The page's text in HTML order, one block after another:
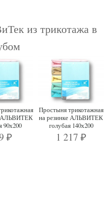
из трикотажа в
АЛЬВИТЕК
90х200
₽
Простыня трикотажная
на резинке АЛЬВИТЕК
голубая 140х200
1 217 ₽